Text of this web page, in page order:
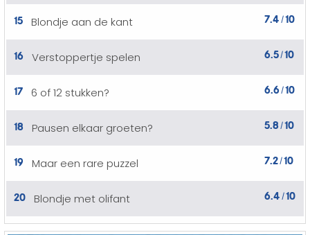
15 Blondje aan de kant 7.4 /10
16 Verstoppertje spelen 6.5/10
17 6 of 12 stukken? 6.6 /10
18 Pausen elkaar groeten? 5.8 /10
19 Maar een rare puzzel 7.2/10
20 Blondje met olifant 6.4 /10